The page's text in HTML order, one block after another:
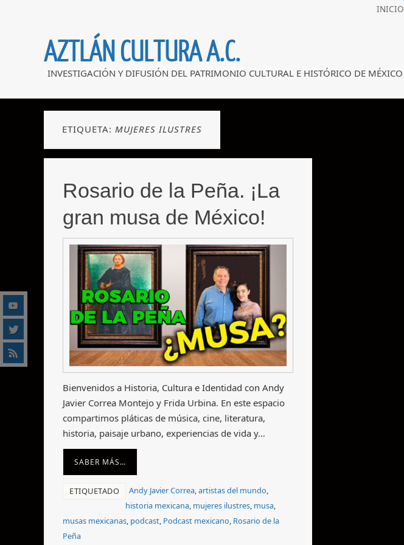
INICIO
AZTLÁN CULTURA A.C.
INVESTIGACIÓN Y DIFUSIÓN DEL PATRIMONIO CULTURAL E HISTÓRICO DE MÉXICO
ETIQUETA: MUJERES ILUSTRES
Rosario de la Peña. ¡La
gran musa de México!
Bienvenidos a Historia, Cultura e Identidad con Andy
Javier Correa Montejo y Frida Urbina. En este espacio
compartimos pláticas de música, cine, literatura,
historia, paisaje urbano, experiencias de vida y…
SABER MÁS…
ETIQUETADO Andy Javier Correa,artistas del mundo,
historia mexicana, mujeres ilustres, musa,
musas mexicanas, podcast, Podcast mexicano, Rosario de la
Peña